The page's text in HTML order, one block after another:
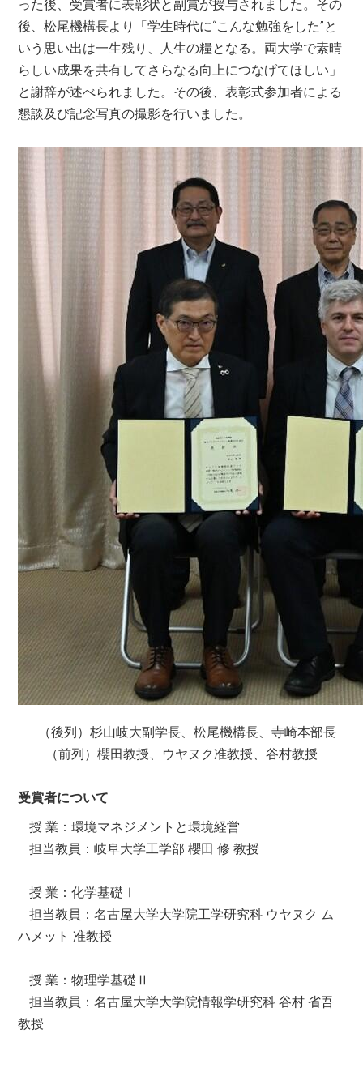
った後、受賞者に表彰状と副賞が授与されました。その
後、松尾機構長より「学生時代に“こんな勉強をした”と
いう思い出は一生残り、人生の糧となる。両大学で素晴
らしい成果を共有してさらなる向上につなげてほしい」
と謝辞が述べられました。その後、表彰式参加者による
懇談及び記念写真の撮影を行いました。
（後列）杉山岐大副学長、松尾機構長、寺崎本部長
（前列）櫻田教授、ウヤヌク准教授、谷村教授
受賞者について
授 業：環境マネジメントと環境経営
担当教員：岐阜大学工学部 櫻田 修 教授
授 業：化学基礎Ⅰ
担当教員：名古屋大学大学院工学研究科 ウヤヌク ム
ハメット 准教授
授 業：物理学基礎Ⅱ
担当教員：名古屋大学大学院情報学研究科 谷村 省吾
教授